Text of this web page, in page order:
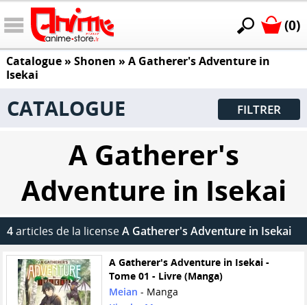
(0)
Catalogue» Shonen » A Gatherer's Adventure in
Isekai
CATALOGUE FILTRER
A Gatherer's
Adventure in Isekai
4articles de la licenseA Gatherer's Adventure in Isekai
A Gatherer's Adventure in Isekai -
Tome 01 - Livre (Manga)
Meian - Manga